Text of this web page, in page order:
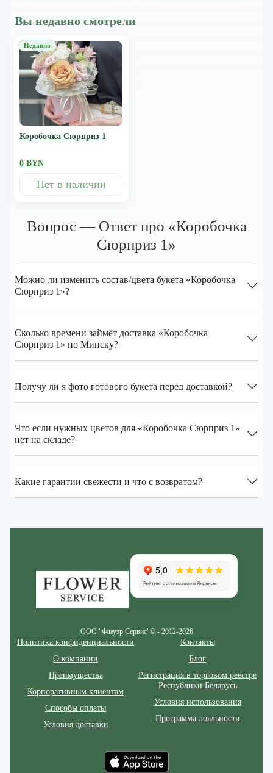
Вы недавно смотрели
Коробочка Сюрприз 1
0 BYN
Нет в наличии
Вопрос — Ответ про «Коробочка
Сюрприз 1»
Можно ли изменить состав/цвета букета «Коробочка
Сюрприз 1»?
Сколько времени займёт доставка «Коробочка
Сюрприз 1» по Минску?
Получу ли я фото готового букета перед доставкой?
Что если нужных цветов для «Коробочка Сюрприз 1»
нет на складе?
Какие гарантии свежести и что с возвратом?
ООО "Флауэр Сервис"© - 2012-2026
Политика конфиденциальности
О компании
Преимущества
Корпоративным клиентам
Способы оплаты
Условия доставки
Контакты
Блог
Регистрация в торговом реестре
Республики Беларусь
Условия использования
Программа лояльности